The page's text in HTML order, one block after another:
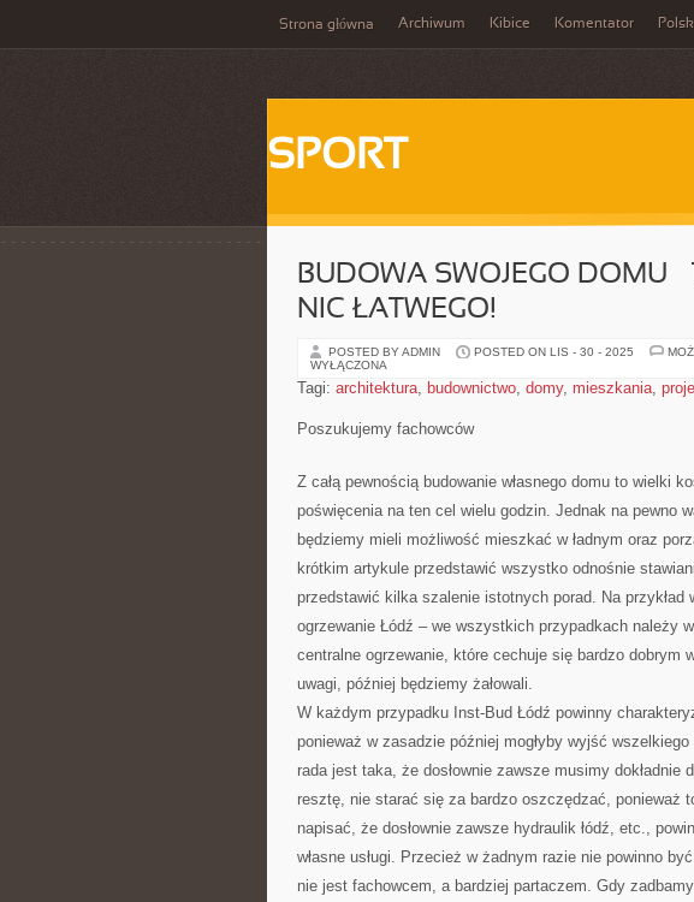
Strona główna Archiwum Kibice Komentator
SPORT
BUDOWA SWOJEGO DOMU
NIC ŁATWEGO!
POSTED BY ADMIN POSTED ON LIS - 30 - 2025
WYŁĄCZONA
Tagi: architektura, budownictwo, domy, mieszkania,
Poszukujemy fachowców
Z całą pewnością budowanie własnego domu to wielki
poświęcenia na ten cel wielu godzin. Jednak na pewno
będziemy mieli możliwość mieszkać w ładnym oraz
krótkim artykule przedstawić wszystko odnośnie
przedstawić kilka szalenie istotnych porad. Na przykład
ogrzewanie Łódź – we wszystkich przypadkach należy
centralne ogrzewanie, które cechuje się bardzo dobrym
uwagi, później będziemy żałowali.
W każdym przypadku Inst-Bud Łódź powinny
ponieważ w zasadzie później mogłyby wyjść
rada jest taka, że dosłownie zawsze musimy dokładnie
resztę, nie starać się za bardzo oszczędzać, ponieważ
napisać, że dosłownie zawsze hydraulik łódź, etc.,
własne usługi. Przecież w żadnym razie nie powinno
nie jest fachowcem, a bardziej partaczem. Gdy